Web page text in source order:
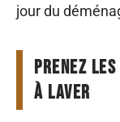
jour du
Prenez
à laver